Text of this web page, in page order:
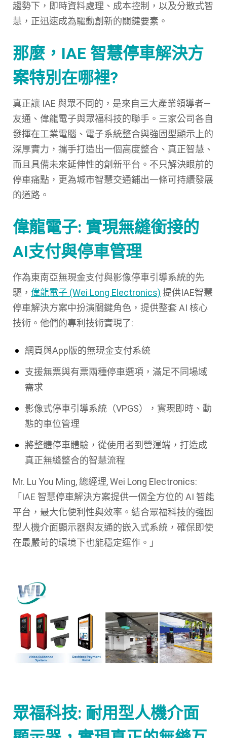
趨勢下，即時資料處理、成本控制，以及分散式智
慧，正迅速成為驅動創新的關鍵要素。
那麼，IAE 智慧停車解決方
案特別在哪裡?
真正讓 IAE 與眾不同的，是來自三大產業領導者—
友通、偉龍電子與眾福科技的聯手。三家公司各自
發揮在工業電腦、電子系統整合與強固型顯示上的
深厚實力，攜手打造出一個高度整合、真正智慧、
而且具備未來延伸性的創新平台。不只解決眼前的
停車痛點，更為城市智慧交通鋪出一條可持續發展
的道路。
偉龍電子: 實現無縫銜接的
AI支付與停車管理
作為東南亞無現金支付與影像停車引導系統的先
驅， 偉龍電子 (Wei Long Electronics) 提供IAE智慧
停車解決方案中扮演關鍵角色，提供整套 AI 核心
技術。他們的專利技術實現了:
網頁與App版的無現金支付系統
支援無票與有票兩種停車選項，滿足不同場域
需求
影像式停車引導系統（VPGS）
，實現即時、動
態的車位管理
將整體停車體驗，從使用者到營運端，打造成
真正無縫整合的智慧流程
Mr. Lu You Ming,總經理, Wei Long Electronics:
「IAE 智慧停車解決方案提供一個全方位的 AI 智能
平台，最大化便利性與效率。結合眾福科技的強固
型人機介面顯示器與友通的嵌入式系統，確保即使
在最嚴苛的環境下也能穩定運作。」
眾福科技: 耐用型人機介面